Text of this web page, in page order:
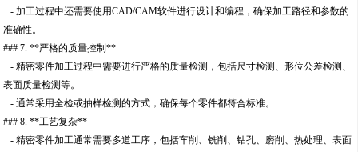
- 加工过程中还需要使用CAD/CAM软件进行设计和编程，确保加工路径和参数的
准确性。
### 7. **严格的质量控制**
- 精密零件加工过程中需要进行严格的质量检测，包括尺寸检测、形位公差检测、
表面质量检测等。
- 通常采用全检或抽样检测的方式，确保每个零件都符合标准。
### 8. **工艺复杂**
- 精密零件加工通常需要多道工序，包括车削、铣削、钻孔、磨削、热处理、表面